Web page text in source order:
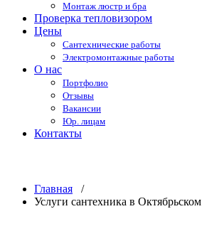
Монтаж люстр и бра
Проверка тепловизором
Цены
Сантехнические работы
Электромонтажные работы
О нас
Портфолио
Отзывы
Вакансии
Юр. лицам
Контакты
Главная /
Услуги сантехника в Октябрьском